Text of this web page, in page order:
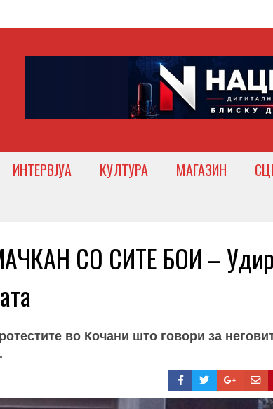
ИНТЕРВЈУА КУЛТУРА МАГАЗИН
СО СИТЕ БОИ –
во Кочани што говори за